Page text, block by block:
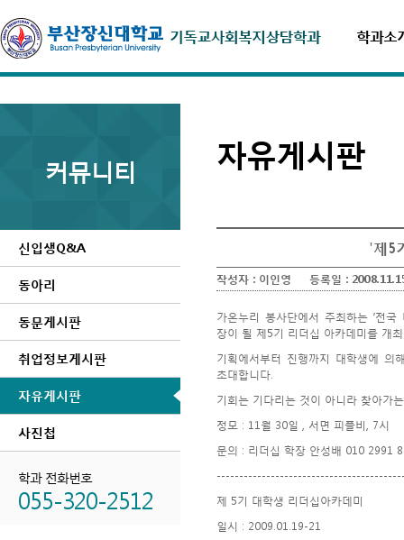
학과소
커뮤니티
신입생Q&A
동아리
동문게시판
취업정보게시판
자유게시판
사진첩
학과 전화번호
055-320-2512
자유게시판
'제5
작성자 : 이인영 등록일 :
가온누리 봉사단에서 주최하는 ‘전
장이 될 제5기 리더십 아카데미를 개
기획에서부터 진행까지 대학생에 의
초대합니다.
기회는 기다리는 것이 아니라 찾아가
정모 : 11월 30일 , 서면 피플비, 7시
문의 : 리더십 학장 안성배 010 2991
제 5기 대학생 리더십아카데미
일시 : 2009.01.19-21